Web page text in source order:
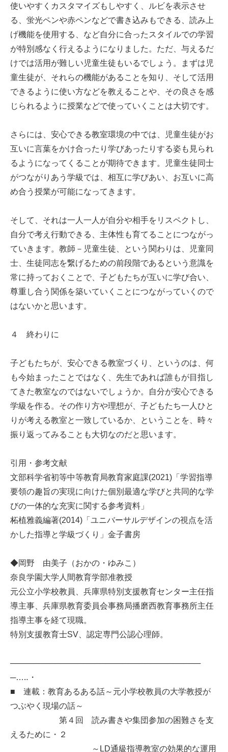
使いやすくカスタマイズもしやすく、ルビを表示させ
る、蛍光ペンや赤ペンなどで書き込みもできる、読み上
げ機能を使用する、など自分に合ったスタイルでの学習
が特別感なく行えるようになりました。ただ、与えるだ
けでは活用が難しい児童生徒もいるでしょう。まずは児
童生徒が、それらの機能があることを知り、そして活用
できるように使い方などを教えることや、その良さを感
じられるように授業などで使っていくことは大切です。
さらには、安心できる教室環境の中では、児童生徒がお
互いに言葉をかけ合ったり学びあったりする姿も見られ
るようになってくることが期待できます。児童生徒同士
がつながりあう学級では、相互に学びあい、お互いに高
め合う授業が可能になってきます。
そして、それは一人一人が自分や相手をリスペクトし、
自分で考え行動できる、主体性も育てることにつながっ
ていきます。教師－児童生徒、という関わりは、児童同
士、生徒同志を繋げるための前段階であるという意識を
常に持っておくことで、子どもたちが互いに学び合い、
尊重し合う関係を築いていくことにつながっていくので
はないかと思います。
４ 終わりに
子どもたちが、安心できる教室づくり、というのは、何
も今始まったことではなく、先生であれば誰もが目指し
てきた教室なのではないでしょうか。自分が安心できる
学級を作る。その作り方や理想が、子どもたち一人ひと
りが考える教室と一致しているか、ということを、時々
振り返ってみることも大切なのだと思います。
引用・参考文献
文部科学省初等中等教育局教育家庭課(2021)「学習指導
要領の趣旨の実現に向けた個別最適な学びと共同的な学
びの一体的な充実に関する参考資料」
柘植雅義編著(2014)「ユニバーサルデザインの視点を活
かした指導と学級づくり」金子書房
◆岡野 由美子（おかの・ゆみこ）
奈良学園大学人間教育学部准教授
元公立小学校教員、兵庫県特別支援教育センター主任指
導主事、兵庫県教育委員会事務局播磨西教育事務所主任
指導主事を経て現職。
特別支援教育士SV、認定専門公認心理師。
──────────────────────────────────
─…‥・
■ 連載：教育あるある話～元小学校教員の大学教授が
つぶやく現場の話～
第４回 読み書きや集団参加の困難さを支
えるために・２
～LD通級指導教室の効果的な運用